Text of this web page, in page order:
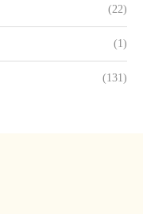
(22)
(1)
(131)